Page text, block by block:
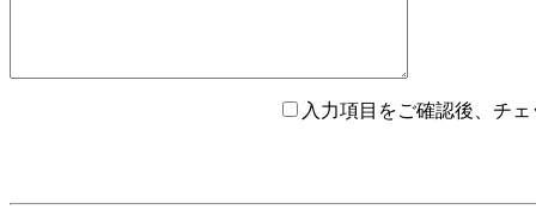
入力項目をご確認後、チ